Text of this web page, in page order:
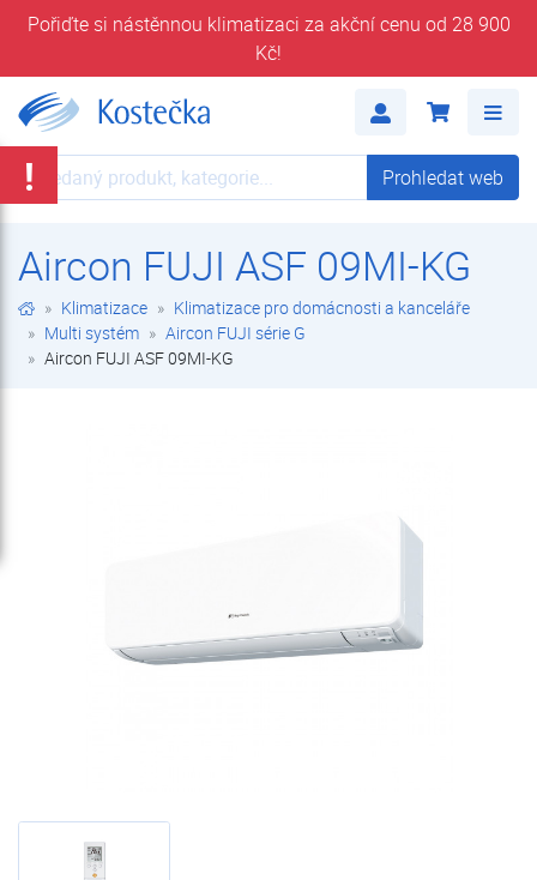
Pořiďte si nástěnnou klimatizaci za akční cenu od 28 900
Kč!
Prohledat web Prohledat web
Aircon FUJI ASF 09MI-KG
Klimatizace
Klimatizace pro domácnosti a kanceláře
Multi systém
Aircon FUJI série G
Aircon FUJI ASF 09MI-KG
!